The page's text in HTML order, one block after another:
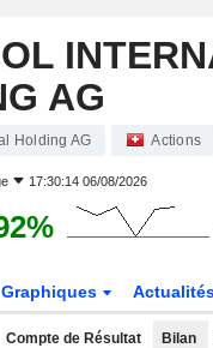
AG
Holding AG Actions
17:30:14 06/08/2026
Graphiques
Compte de Résultat Bilan